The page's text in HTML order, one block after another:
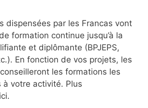
dispensées par les Francas vont
formation continue jusqu’à la
et diplômante (BPJEPS,
En fonction de vos projets, les
les formations les
à votre activité. Plus